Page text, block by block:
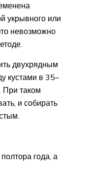
укрывного или
невозможно
двухрядным
кустами в 35–
При таком
и собирать
года, а